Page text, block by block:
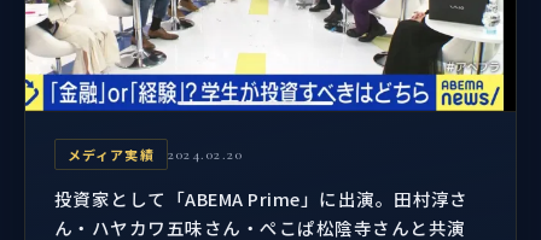
メディア実績 2024.02.20
投資家として「ABEMA Prime」に出演。田村淳さ
ん・ハヤカワ五味さん・ぺこぱ松陰寺さんと共演